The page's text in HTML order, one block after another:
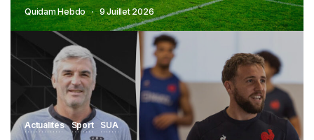
Quidam Hebdo 9 Juillet 2026
Actualités Sport SUA